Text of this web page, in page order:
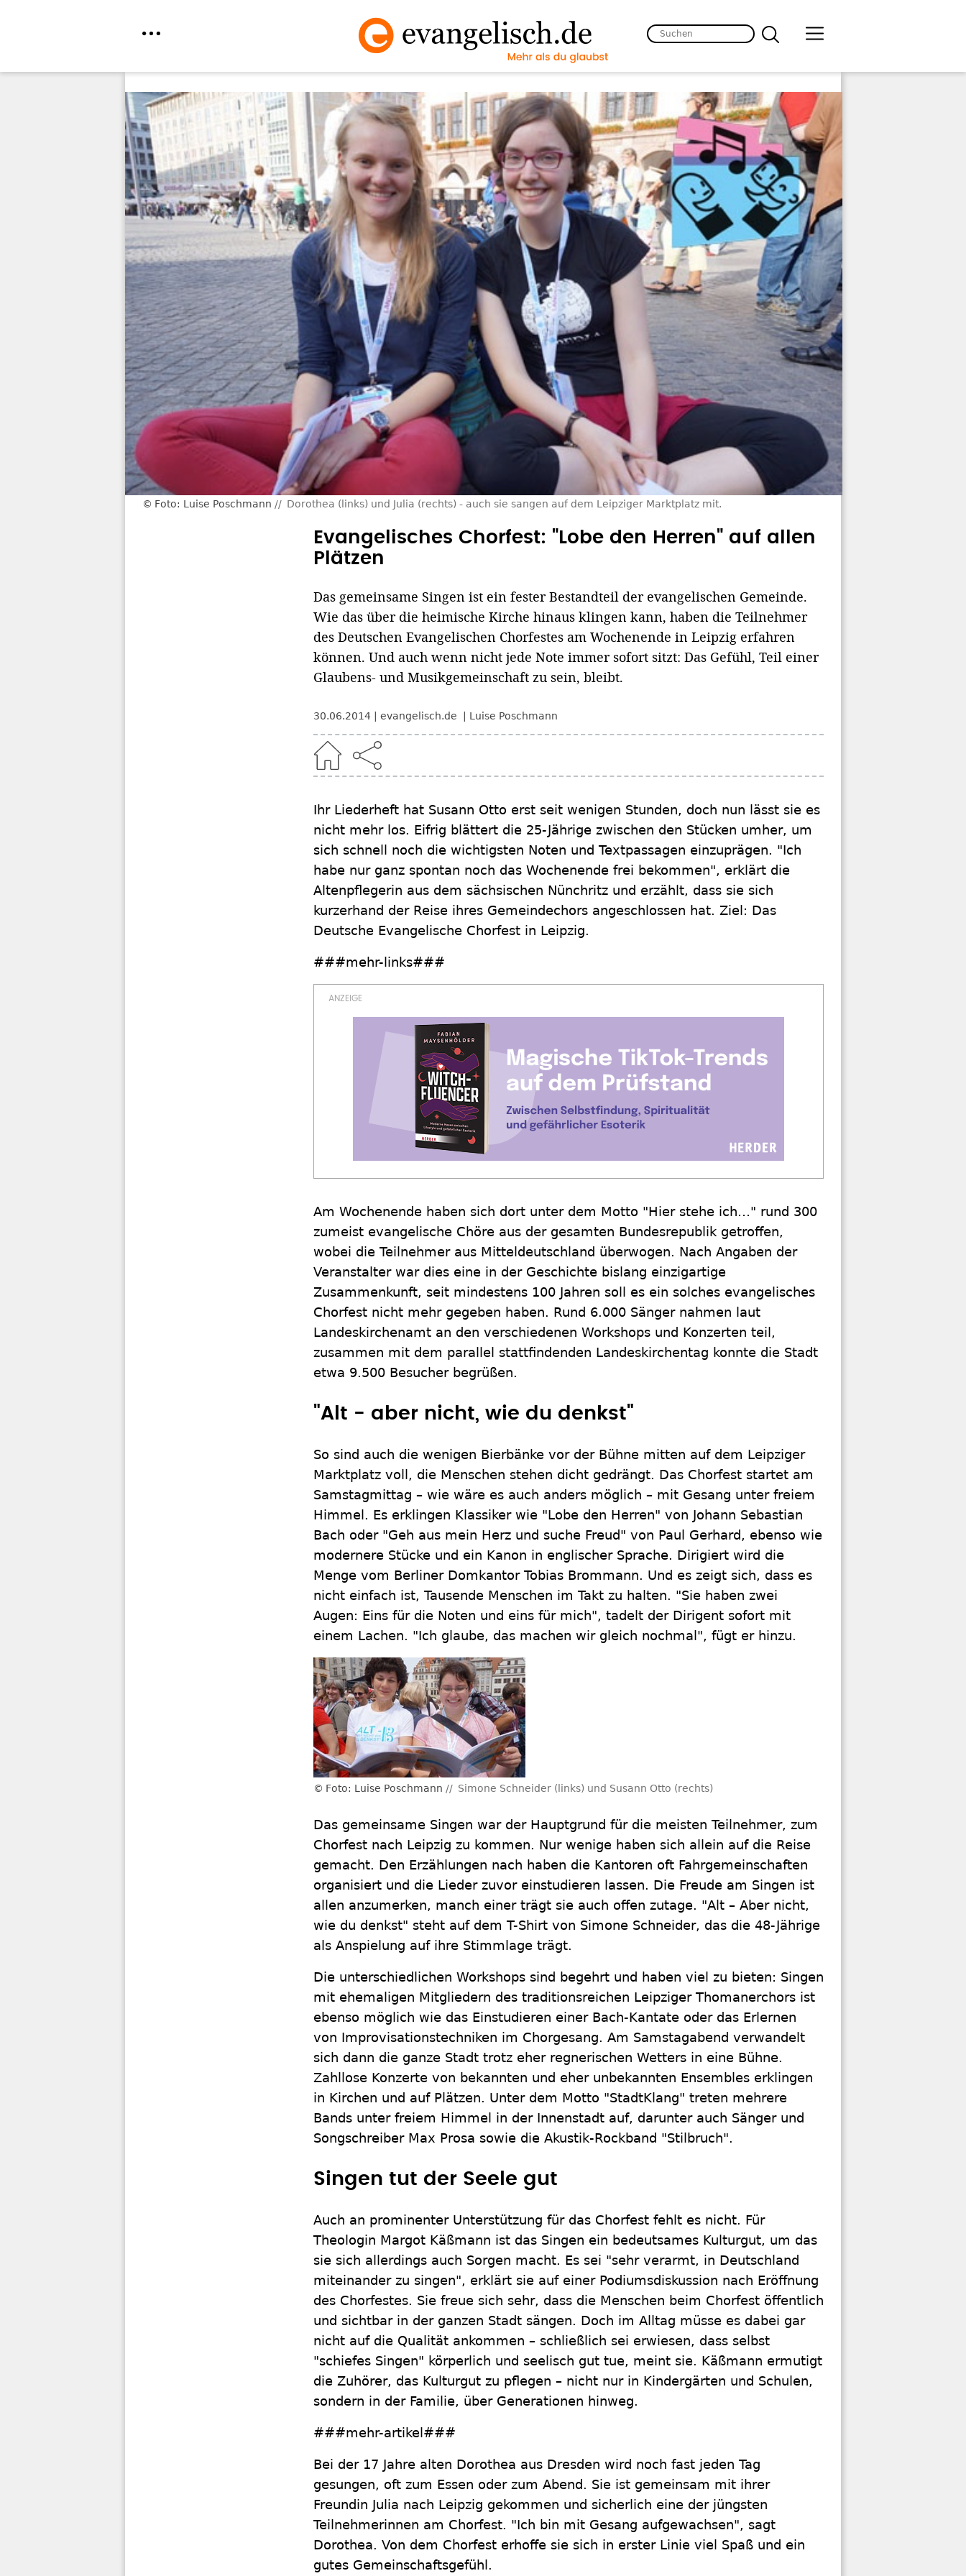
Foto: Luise Poschmann Dorothea (links) und Julia (rechts) - auch sie sangen auf dem Leipziger Marktplatz mit.
Evangelisches Chorfest: "Lobe den Herren" auf allen
Plätzen
Das gemeinsame Singen ist ein fester Bestandteil der evangelischen Gemeinde.
Wie das über die heimische Kirche hinaus klingen kann, haben die Teilnehmer
des Deutschen Evangelischen Chorfestes am Wochenende in Leipzig erfahren
können. Und auch wenn nicht jede Note immer sofort sitzt: Das Gefühl, Teil einer
Glaubens- und Musikgemeinschaft zu sein, bleibt.
30.06.2014 evangelisch.de Luise Poschmann
Ihr Liederheft hat Susann Otto erst seit wenigen Stunden, doch nun lässt sie es
nicht mehr los. Eifrig blättert die 25-Jährige zwischen den Stücken umher, um
sich schnell noch die wichtigsten Noten und Textpassagen einzuprägen. "Ich
habe nur ganz spontan noch das Wochenende frei bekommen", erklärt die
Altenpflegerin aus dem sächsischen Nünchritz und erzählt, dass sie sich
kurzerhand der Reise ihres Gemeindechors angeschlossen hat. Ziel: Das
Deutsche Evangelische Chorfest in Leipzig.
###mehr-links###
Am Wochenende haben sich dort unter dem Motto "Hier stehe ich…" rund 300
zumeist evangelische Chöre aus der gesamten Bundesrepublik getroffen,
wobei die Teilnehmer aus Mitteldeutschland überwogen. Nach Angaben der
Veranstalter war dies eine in der Geschichte bislang einzigartige
Zusammenkunft, seit mindestens 100 Jahren soll es ein solches evangelisches
Chorfest nicht mehr gegeben haben. Rund 6.000 Sänger nahmen laut
Landeskirchenamt an den verschiedenen Workshops und Konzerten teil,
zusammen mit dem parallel stattfindenden Landeskirchentag konnte die Stadt
etwa 9.500 Besucher begrüßen.
"Alt - aber nicht, wie du denkst"
So sind auch die wenigen Bierbänke vor der Bühne mitten auf dem Leipziger
Marktplatz voll, die Menschen stehen dicht gedrängt. Das Chorfest startet am
Samstagmittag – wie wäre es auch anders möglich – mit Gesang unter freiem
Himmel. Es erklingen Klassiker wie "Lobe den Herren" von Johann Sebastian
Bach oder "Geh aus mein Herz und suche Freud" von Paul Gerhard, ebenso wie
modernere Stücke und ein Kanon in englischer Sprache. Dirigiert wird die
Menge vom Berliner Domkantor Tobias Brommann. Und es zeigt sich, dass es
nicht einfach ist, Tausende Menschen im Takt zu halten. "Sie haben zwei
Augen: Eins für die Noten und eins für mich", tadelt der Dirigent sofort mit
einem Lachen. "Ich glaube, das machen wir gleich nochmal", fügt er hinzu.
Foto: Luise Poschmann Simone Schneider (links) und Susann Otto (rechts)
Das gemeinsame Singen war der Hauptgrund für die meisten Teilnehmer, zum
Chorfest nach Leipzig zu kommen. Nur wenige haben sich allein auf die Reise
gemacht. Den Erzählungen nach haben die Kantoren oft Fahrgemeinschaften
organisiert und die Lieder zuvor einstudieren lassen. Die Freude am Singen ist
allen anzumerken, manch einer trägt sie auch offen zutage. "Alt – Aber nicht,
wie du denkst" steht auf dem T-Shirt von Simone Schneider, das die 48-Jährige
als Anspielung auf ihre Stimmlage trägt.
Die unterschiedlichen Workshops sind begehrt und haben viel zu bieten: Singen
mit ehemaligen Mitgliedern des traditionsreichen Leipziger Thomanerchors ist
ebenso möglich wie das Einstudieren einer Bach-Kantate oder das Erlernen
von Improvisationstechniken im Chorgesang. Am Samstagabend verwandelt
sich dann die ganze Stadt trotz eher regnerischen Wetters in eine Bühne.
Zahllose Konzerte von bekannten und eher unbekannten Ensembles erklingen
in Kirchen und auf Plätzen. Unter dem Motto "StadtKlang" treten mehrere
Bands unter freiem Himmel in der Innenstadt auf, darunter auch Sänger und
Songschreiber Max Prosa sowie die Akustik-Rockband "Stilbruch".
Singen tut der Seele gut
Auch an prominenter Unterstützung für das Chorfest fehlt es nicht. Für
Theologin Margot Käßmann ist das Singen ein bedeutsames Kulturgut, um das
sie sich allerdings auch Sorgen macht. Es sei "sehr verarmt, in Deutschland
miteinander zu singen", erklärt sie auf einer Podiumsdiskussion nach Eröffnung
des Chorfestes. Sie freue sich sehr, dass die Menschen beim Chorfest öffentlich
und sichtbar in der ganzen Stadt sängen. Doch im Alltag müsse es dabei gar
nicht auf die Qualität ankommen – schließlich sei erwiesen, dass selbst
"schiefes Singen" körperlich und seelisch gut tue, meint sie. Käßmann ermutigt
die Zuhörer, das Kulturgut zu pflegen – nicht nur in Kindergärten und Schulen,
sondern in der Familie, über Generationen hinweg.
###mehr-artikel###
Bei der 17 Jahre alten Dorothea aus Dresden wird noch fast jeden Tag
gesungen, oft zum Essen oder zum Abend. Sie ist gemeinsam mit ihrer
Freundin Julia nach Leipzig gekommen und sicherlich eine der jüngsten
Teilnehmerinnen am Chorfest. "Ich bin mit Gesang aufgewachsen", sagt
Dorothea. Von dem Chorfest erhoffe sie sich in erster Linie viel Spaß und ein
gutes Gemeinschaftsgefühl.